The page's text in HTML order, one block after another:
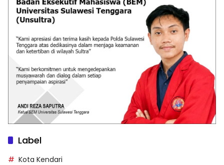
Label
Kota Kendari